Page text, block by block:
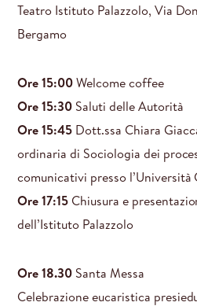
Teatro Istituto Palazzolo, Via
Bergamo
Ore 15:00Welcome coffee
Ore 15:30Saluti delle Autorità
Ore 15:45Dott.ssa Chiara
ordinaria di Sociologia dei
comunicativi presso l’Università
Ore 17:15Chiusura e
dell’Istituto Palazzolo
Ore 18.30Santa Messa
Celebrazione eucaristica